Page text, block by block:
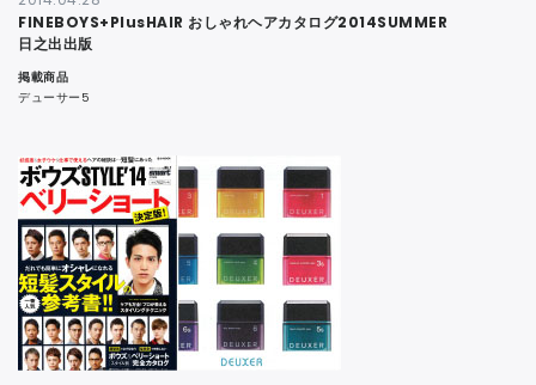
FINEBOYS+PlusHAIR おしゃれヘアカタログ2014SUMMER
日之出出版
掲載商品
デューサー5